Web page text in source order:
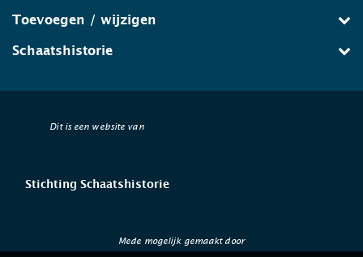
Toevoegen / wijzigen
Schaatshistorie
Dit is een website van
Stichting Schaatshistorie
Mede mogelijk gemaakt door